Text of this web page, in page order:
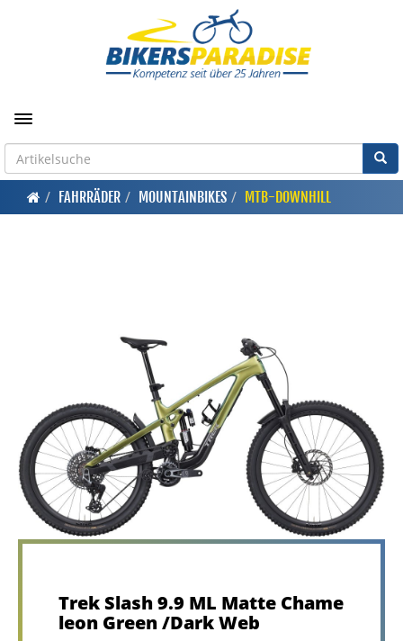
Toggle navigation
FAHRRÄDER MOUNTAINBIKES MTB-DOWNHILL
Trek Slash 9.9 ML Matte Chame
leon Green /Dark Web